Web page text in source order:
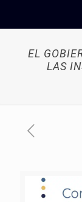
EL
LAS